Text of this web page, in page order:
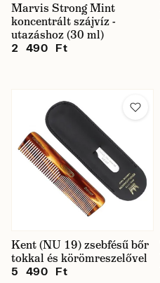
Marvis Strong Mint
koncentrált szájvíz -
utazáshoz (30 ml)
2 490 Ft
Kent (NU 19) zsebfésű bőr
tokkal és körömreszelővel
5 490 Ft